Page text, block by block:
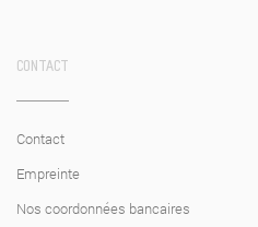
CONTACT
Contact
Empreinte
Nos coordonnées bancaires